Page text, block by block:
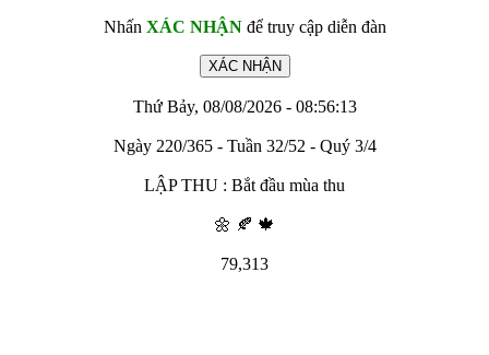
Nhấn XÁC NHẬNđể truy cập diễn đàn
Thứ Bảy, 08/08/2026 - 08:56:13
Ngày 220/365 - Tuần 32/52 - Quý 3/4
LẬP THU : Bắt đầu mùa thu
🌼 🍂 🍁
79,313